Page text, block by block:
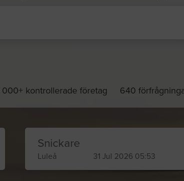
000+ kontrollerade företag 640
Snickare
Luleå 31 Jul 2026 05:53